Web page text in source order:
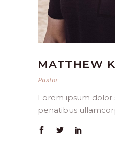
MATTHEW
Pastor
Lorem ipsum dolor
penatibus